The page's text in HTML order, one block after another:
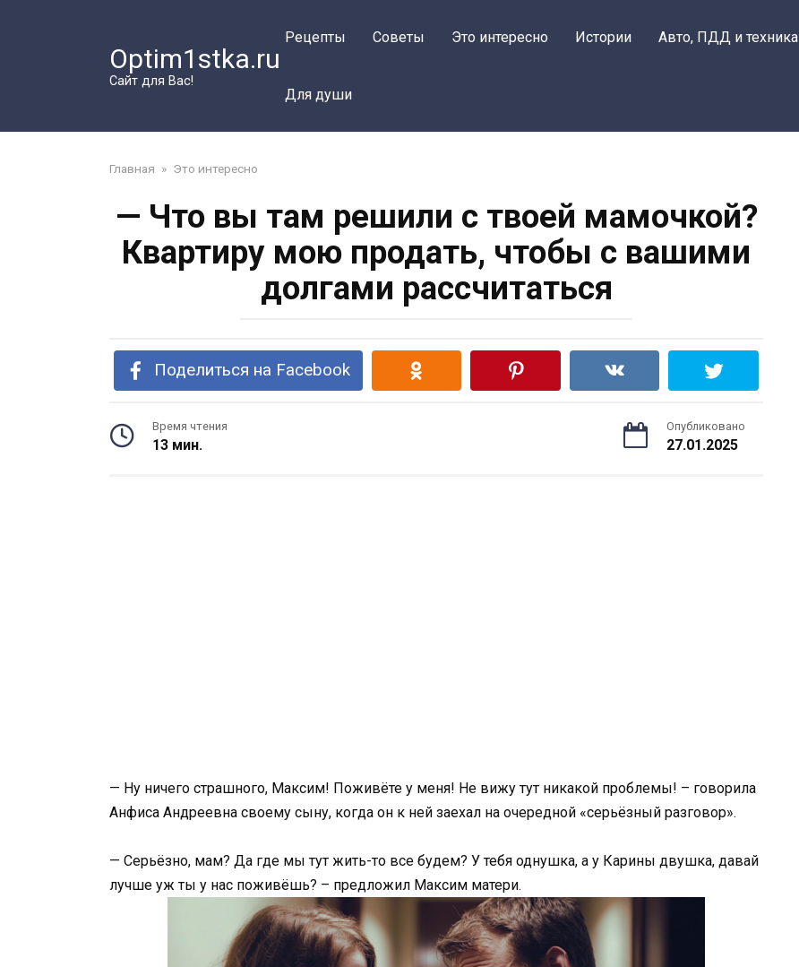
Optim1stka.ru
Сайт для Вас!
Рецепты Советы Это интересно Истории Авто, ПДД и техника
Для души
Главная » Это интересно
— Что вы там решили с твоей мамочкой?
Квартиру мою продать, чтобы с вашими
долгами рассчитаться
Поделиться на Facebook
Время чтения
13 мин.
Опубликовано
27.01.2025
— Ну ничего страшного, Максим! Поживёте у меня! Не вижу тут никакой проблемы! – говорила
Анфиса Андреевна своему сыну, когда он к ней заехал на очередной «серьёзный разговор».
— Серьёзно, мам? Да где мы тут жить-то все будем? У тебя однушка, а у Карины двушка, давай
лучше уж ты у нас поживёшь? – предложил Максим матери.